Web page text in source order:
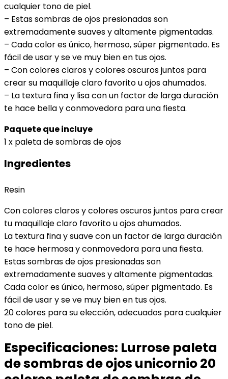
cualquier tono de piel.
– Estas sombras de ojos presionadas son
extremadamente suaves y altamente pigmentadas.
– Cada color es único, hermoso, súper pigmentado. Es
fácil de usar y se ve muy bien en tus ojos.
– Con colores claros y colores oscuros juntos para
crear su maquillaje claro favorito u ojos ahumados.
– La textura fina y lisa con un factor de larga duración
te hace bella y conmovedora para una fiesta.
Paquete que incluye
1 x paleta de sombras de ojos
Ingredientes
Resin
Con colores claros y colores oscuros juntos para crear
tu maquillaje claro favorito u ojos ahumados.
La textura fina y suave con un factor de larga duración
te hace hermosa y conmovedora para una fiesta.
Estas sombras de ojos presionadas son
extremadamente suaves y altamente pigmentadas.
Cada color es único, hermoso, súper pigmentado. Es
fácil de usar y se ve muy bien en tus ojos.
20 colores para su elección, adecuados para cualquier
tono de piel.
Especificaciones: Lurrose paleta
de sombras de ojos unicornio 20